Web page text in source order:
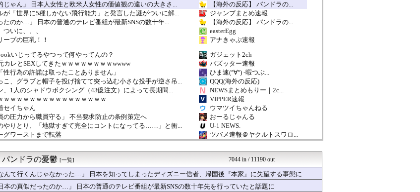
じゃん」 日本人女性と欧米人女性の価値観の違いの大きさ...
【海外の反応】 パンドラの...
が「世界に5種しかない飛行能力」と発言した謎がついに解...
ジャンプまとめ速報
たのか…」 日本の普通のテレビ番組が最新SNSの数十年...
【海外の反応】 パンドラの...
いに、、、
easterEgg
ブの巨乳！！
アナきゃぷ速報
いじってるやつって何やってんの？
ガジェット2ch
カレとSEXしてきたｗｗｗｗｗｗｗｗwwww
バズッター速報
性行為の許諾は取ったことありません」
ひま速(°∀°) -暇つぶ...
こ、グラブと帽子を投げ捨てて突っ込む小さな投手が逆さ吊...
QQQ(海外の反応)
、1人のシャドウボクシング（43億注文）によって長期間...
NEWSまとめもりー｜2c...
ｗｗｗｗｗｗｗｗｗｗｗｗｗｗｗｗ
VIPPER速報
セイちゃん
ウマツイちゃんねる
の圧力から職員守る」 不当要求防止の条例策定へ
おーるじゃんる
やりとり、「地獄すぎて完全にコントになってる……」と衝...
U-1 NEWS.
グワーストまで転落
ツバメ速報＠ヤクルトスワロ...
連でENHYPEN・NI-KIの「謝罪文」が出回る...
ラビット速報
エロさが限界点を超えてしまう
いたしん！
ース』の大量コンテンツで疲れ、離れたプレイヤーい...
mutyunのゲーム+αブ...
直撃やばすぎｗｗｗｗｗｗｗ
ネラーボイス
歴史的速報
ンドラの憂鬱 [一覧] 7044 in / 11190 out
んて行くんじゃなかった…」 日本を知ってしまったディズニー信者、帰国後『本家』に失望する事態に
本の真似だったのか…」 日本の普通のテレビ番組が最新SNSの数十年先を行っていたと話題に